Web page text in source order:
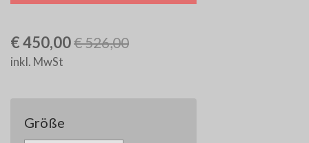
€ 450,00€ 526,00
inkl. MwSt
Größe